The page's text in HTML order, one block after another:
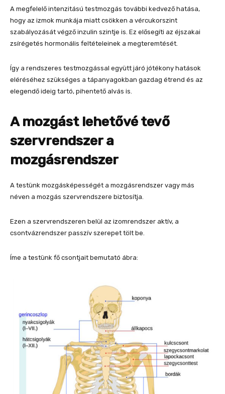
A megfelelő intenzitású testmozgás további kedvező hatása,
hogy az izmok munkája miatt csökken a vércukorszint
szabályozását végző inzulin szintje is. Ez elősegíti az éjszakai
zsírégetés hormonális feltételeinek a megteremtését.
Így a rendszeres testmozgással együtt járó jótékony hatások
eléréséhez szükséges a tápanyagokban gazdag étrend és az
elegendő ideig tartó, pihentető alvás is.
A mozgást lehetővé tevő
szervrendszer a
mozgásrendszer
A testünk mozgásképességét a mozgásrendszer vagy más
néven a mozgás szervrendszere biztosítja.
Ezen a szervrendszeren belül az izomrendszer aktív, a
csontvázrendszer passzív szerepet tölt be.
Íme a testünk fő csontjait bemutató ábra: